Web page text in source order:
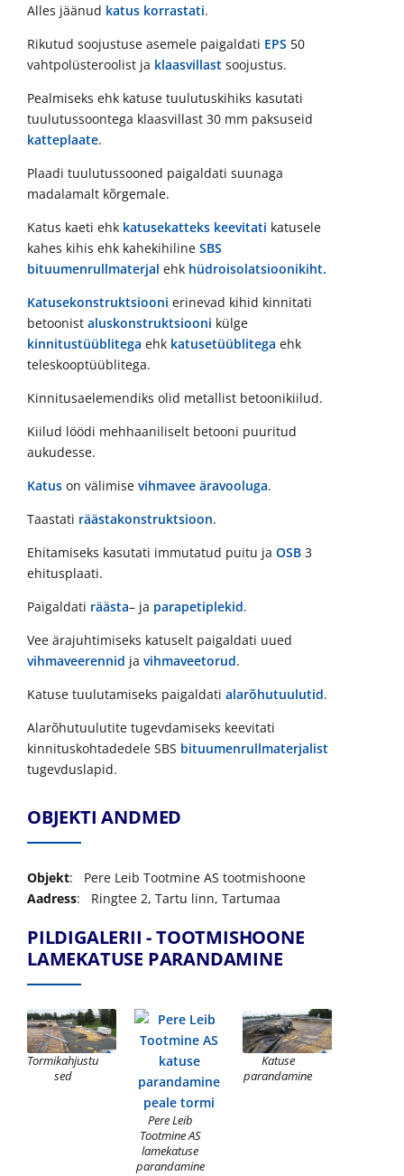
Alles jäänud katus korrastati.
Rikutud soojustuse asemele paigaldati EPS 50
vahtpolüsteroolist ja klaasvillast soojustus.
Pealmiseks ehk katuse tuulutuskihiks kasutati
tuulutussoontega klaasvillast 30 mm paksuseid
katteplaate.
Plaadi tuulutussooned paigaldati suunaga
madalamalt kõrgemale.
Katus kaeti ehk katusekatteks keevitati katusele
kahes kihis ehk kahekihiline SBS
bituumenrullmaterjal ehk hüdroisolatsioonikiht.
Katusekonstruktsiooni erinevad kihid kinnitati
betoonist aluskonstruktsiooni külge
kinnitustüüblitega ehk katusetüüblitega ehk
teleskooptüüblitega.
Kinnitusaelemendiks olid metallist betoonikiilud.
Kiilud löödi mehhaaniliselt betooni puuritud
aukudesse.
Katus on välimise vihmavee äravooluga.
Taastati räästakonstruktsioon.
Ehitamiseks kasutati immutatud puitu ja OSB 3
ehitusplaati.
Paigaldati räästa– ja parapetiplekid.
Vee ärajuhtimiseks katuselt paigaldati uued
vihmaveerennid ja vihmaveetorud.
Katuse tuulutamiseks paigaldati alarõhutuulutid.
Alarõhutuulutite tugevdamiseks keevitati
kinnituskohtadedele SBS bituumenrullmaterjalist
tugevduslapid.
OBJEKTI ANDMED
Objekt: Pere Leib Tootmine AS tootmishoone
Aadress: Ringtee 2, Tartu linn, Tartumaa
PILDIGALERII - TOOTMISHOONE
LAMEKATUSE PARANDAMINE
Tormikahjustu
sed
Pere Leib
Tootmine AS
lamekatuse
parandamine
Katuse
parandamine